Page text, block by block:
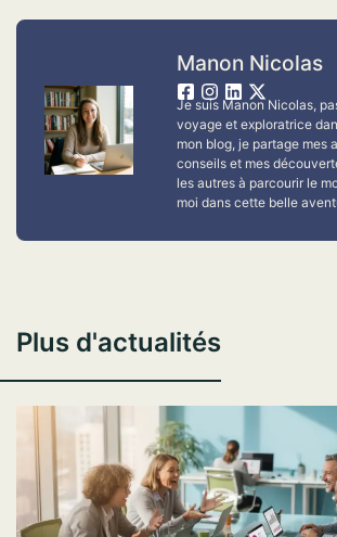
Manon Nicolas
Je suis Manon Nicolas,
voyage et exploratrice
mon blog, je partage mes
conseils et mes
les autres à parcourir le
moi dans cette belle
Plus d'actualités